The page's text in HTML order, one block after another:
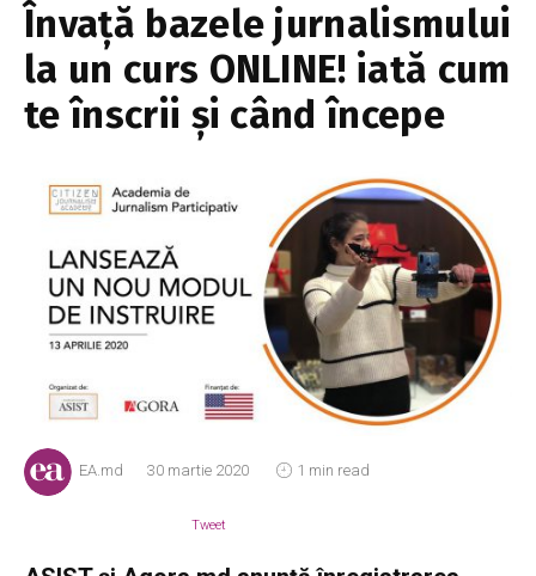
Învață bazele jurnalismului
la un curs ONLINE! iată cum
te înscrii și când începe
EA.md 30 martie 2020 1 min read
Tweet